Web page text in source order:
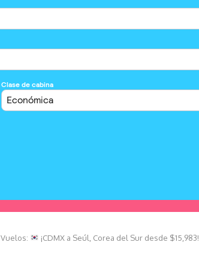
Vuelos: ¡CDMX a Seúl, Corea del Sur desde $15,983!